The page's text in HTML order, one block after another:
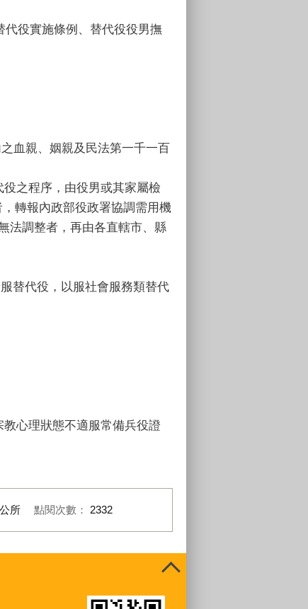
役實施條例、替代役役男撫
血親、姻親及民法第一千一百
之程序，由役男或其家屬檢
轉報內政部役政署協調需用機
法調整者，再由各直轄市、縣
替代役，以服社會服務類替代
心理狀態不適服常備兵役證
所 點閱次數： 2332